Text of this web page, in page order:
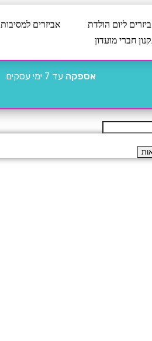
ליום הולדת אביזרים למסיבות
חברי מועדון
אספקה עד 7 ימי עסקים